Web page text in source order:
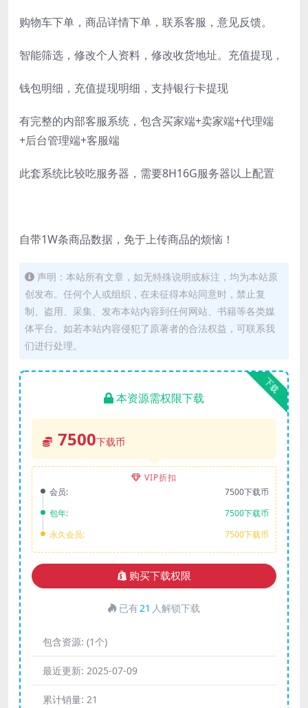
购物车下单，商品详情下单，联系客服，意见反馈。
智能筛选，修改个人资料，修改收货地址。充值提现，
钱包明细，充值提现明细，支持银行卡提现
有完整的内部客服系统，包含买家端+卖家端+代理端
+后台管理端+客服端
此套系统比较吃服务器，需要8H16G服务器以上配置
自带1W条商品数据，免于上传商品的烦恼！
声明：本站所有文章，如无特殊说明或标注，均为本站原
创发布。任何个人或组织，在未征得本站同意时，禁止复
制、盗用、采集、发布本站内容到任何网站、书籍等各类媒
体平台。如若本站内容侵犯了原著者的合法权益，可联系我
们进行处理。
下载
本资源需权限下载
7500下载币
VIP折扣
会员:
7500下载币
包年:
7500下载币
永久会员:
7500下载币
购买下载权限
已有21 人解锁下载
包含资源: (1个)
最近更新: 2025-07-09
累计销量: 21